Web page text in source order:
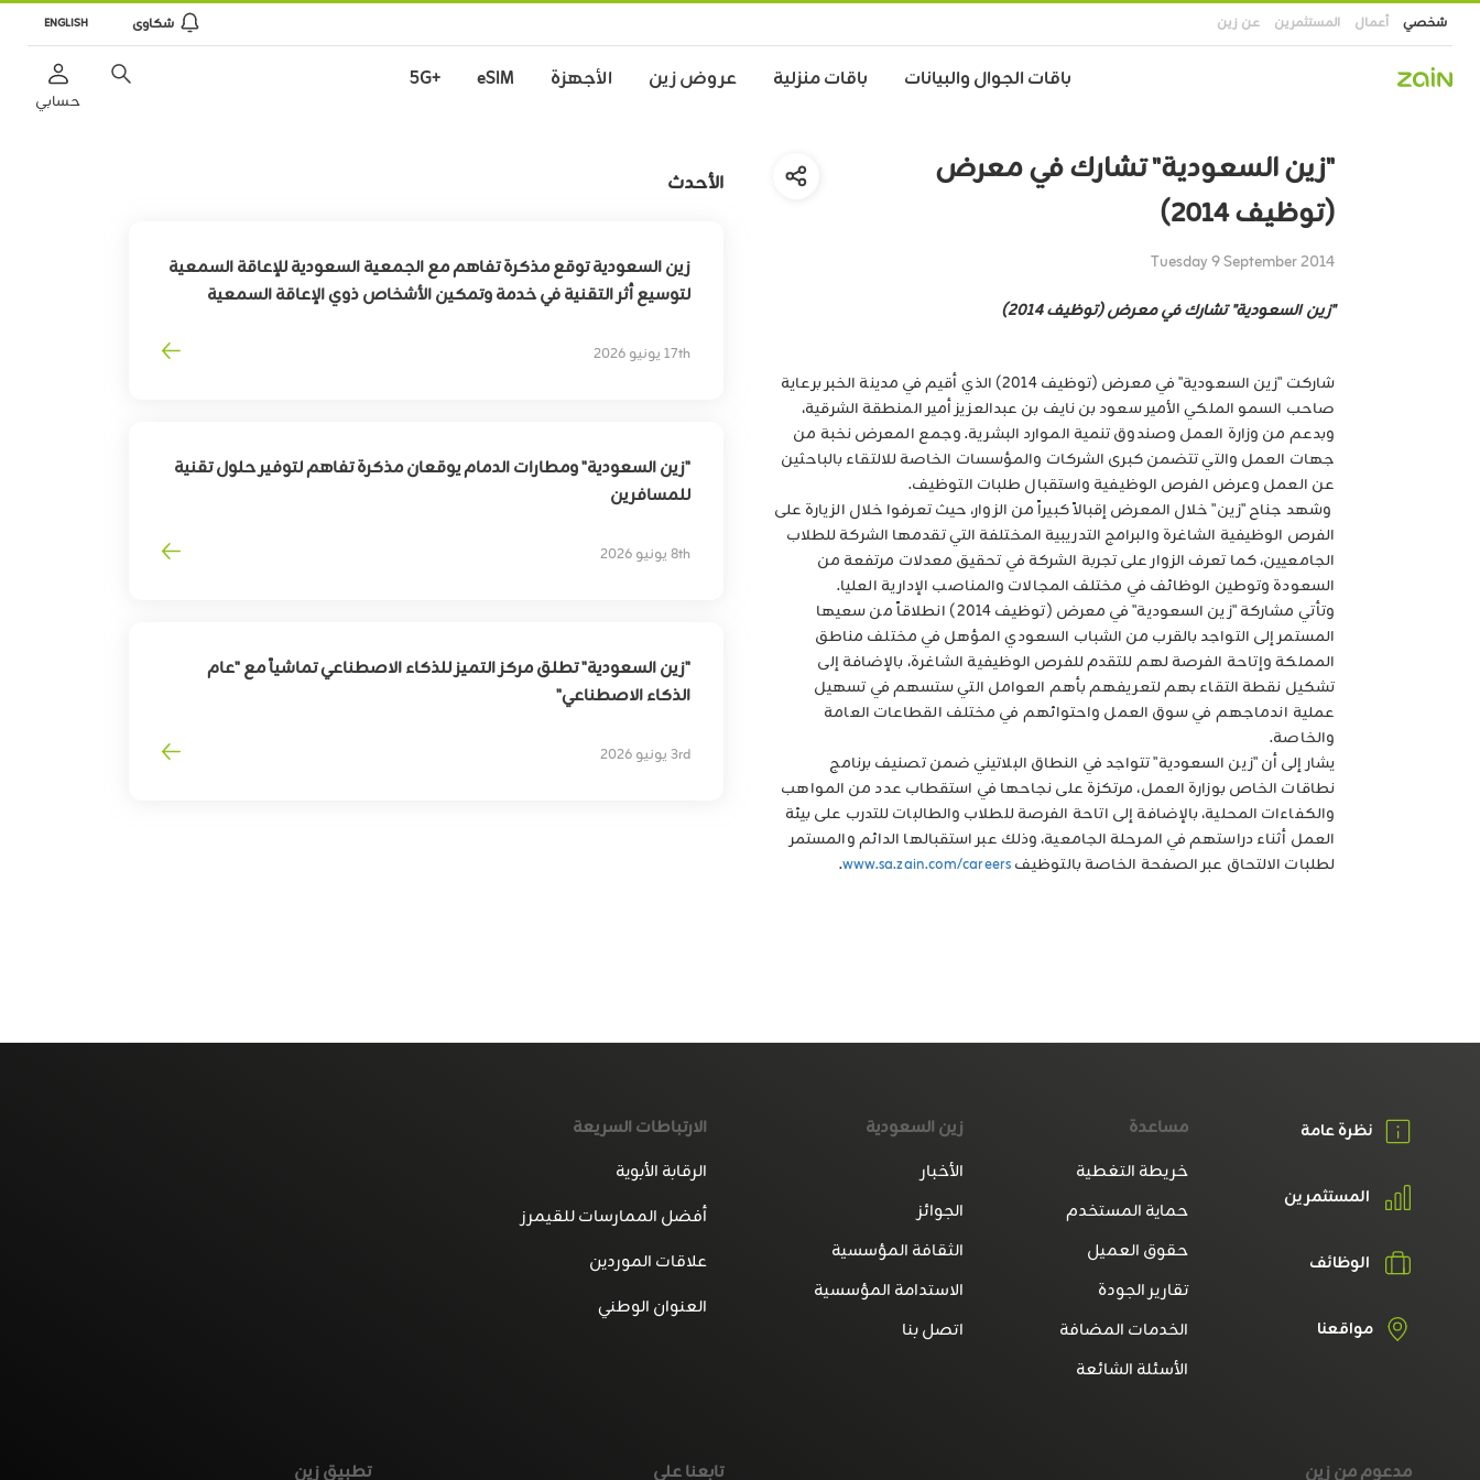
شخصي أعمال المستثمرين عن زين ENGLISH شكاوى
باقات الجوال والبيانات باقات منزلية عروض زين الأجهزة eSIM
+5G
حسابي
"زين السعودية" تشارك في معرض
(توظيف 2014)
Tuesday 9 September 2014
"زين السعودية" تشارك في معرض (توظيف 2014)
شاركت "زين السعودية" في معرض (توظيف 2014) الذي أقيم في مدينة الخبر برعاية
صاحب السمو الملكي الأمير سعود بن نايف بن عبدالعزيز أمير المنطقة الشرقية،
وبدعم من وزارة العمل وصندوق تنمية الموارد البشرية. وجمع المعرض نخبة من
جهات العمل والتي تتضمن كبرى الشركات والمؤسسات الخاصة للالتقاء بالباحثين
عن العمل وعرض الفرص الوظيفية واستقبال طلبات التوظيف.
وشهد جناح "زين" خلال المعرض إقبالاً كبيراً من الزوار، حيث تعرفوا خلال الزيارة على
الفرص الوظيفية الشاغرة والبرامج التدريبية المختلفة التي تقدمها الشركة للطلاب
الجامعيين، كما تعرف الزوار على تجربة الشركة في تحقيق معدلات مرتفعة من
السعودة وتوطين الوظائف في مختلف المجالات والمناصب الإدارية العليا.
وتأتي مشاركة "زين السعودية" في معرض (توظيف 2014) انطلاقاً من سعيها
المستمر إلى التواجد بالقرب من الشباب السعودي المؤهل في مختلف مناطق
المملكة وإتاحة الفرصة لهم للتقدم للفرص الوظيفية الشاغرة، بالإضافة إلى
تشكيل نقطة التقاء بهم لتعريفهم بأهم العوامل التي ستسهم في تسهيل
عملية اندماجهم في سوق العمل واحتوائهم في مختلف القطاعات العامة
والخاصة.
يشار إلى أن "زين السعودية" تتواجد في النطاق البلاتيني ضمن تصنيف برنامج
نطاقات الخاص بوزارة العمل، مرتكزة على نجاحها في استقطاب عدد من المواهب
والكفاءات المحلية، بالإضافة إلى اتاحة الفرصة للطلاب والطالبات للتدرب على بيئة
العمل أثناء دراستهم في المرحلة الجامعية، وذلك عبر استقبالها الدائم والمستمر
لطلبات الالتحاق عبر الصفحة الخاصة بالتوظيفwww.sa.zain.com/careers
.
الأحدث
زين السعودية توقع مذكرة تفاهم مع الجمعية السعودية للإعاقة السمعية
لتوسيع أثر التقنية في خدمة وتمكين الأشخاص ذوي الإعاقة السمعية
17th يونيو 2026
"زين السعودية" ومطارات الدمام يوقعان مذكرة تفاهم لتوفير حلول تقنية
للمسافرين
8th يونيو 2026
"زين السعودية" تطلق مركز التميز للذكاء الاصطناعي تماشياً مع "عام
الذكاء الاصطناعي"
3rd يونيو 2026
نظرة عامة
المستثمرين
الوظائف
مواقعنا
مساعدة
خريطة التغطية
حماية المستخدم
حقوق العميل
تقارير الجودة
الخدمات المضافة
الأسئلة الشائعة
زين السعودية
الأخبار
الجوائز
الثقافة المؤسسية
الاستدامة المؤسسية
اتصل بنا
الارتباطات السريعة
الرقابة الأبوية
أفضل الممارسات للقيمرز
علاقات الموردين
العنوان الوطني
مدعوم من زين تطبيق زين تابعنا على